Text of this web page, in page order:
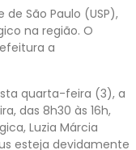
São Paulo (USP),
na região. O
a
quarta-feira (3), a
das 8h30 às 16h,
Luzia Márcia
esteja devidamente